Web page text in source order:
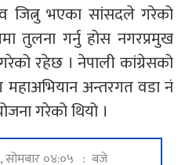
जित्नु भएका सांसदले गरेको
तुलना गर्नु होस नगरप्रमुख
रहेछ । नेपाली कांग्रेसको
महाअभियान अन्तरगत वडा नं
गरेको थियो ।
सोमबार ०४:०५ : बजे